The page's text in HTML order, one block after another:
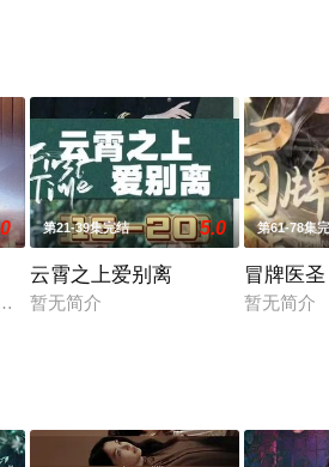
电视剧、电视猫或剧情网等平台
为完成一部研究孔子的博士论文，回
第21-39集完结 5.0
云霄之上爱别离
暂无简介
第61-78集
冒牌医圣
暂无简介